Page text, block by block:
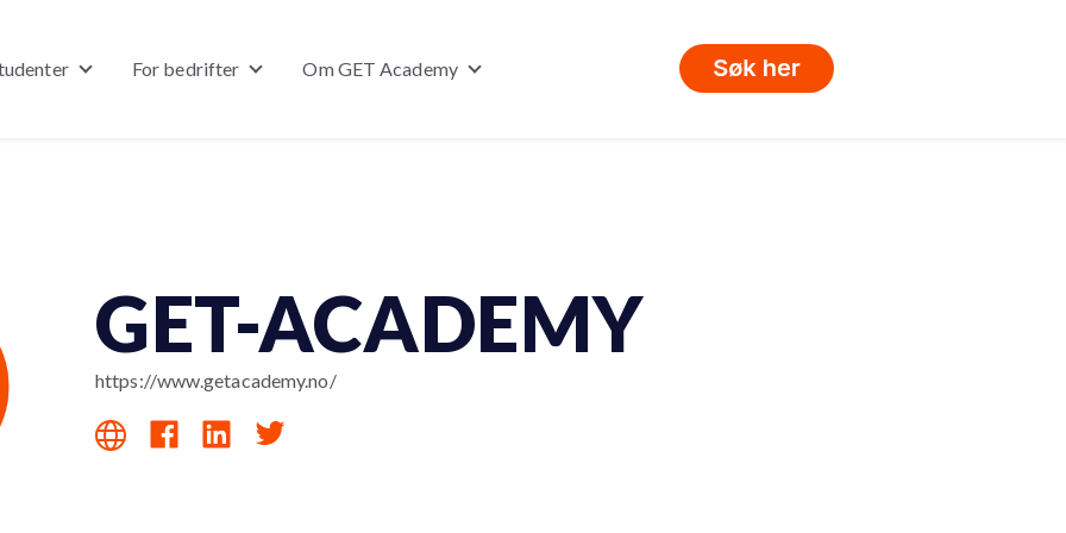
Show submenu for For studenter
For bedrifter
Show submenu for For bedrifter
Om GET Academy
Show submenu for Om GET Academy
GET-ACADEMY
https://www.getacademy.no/